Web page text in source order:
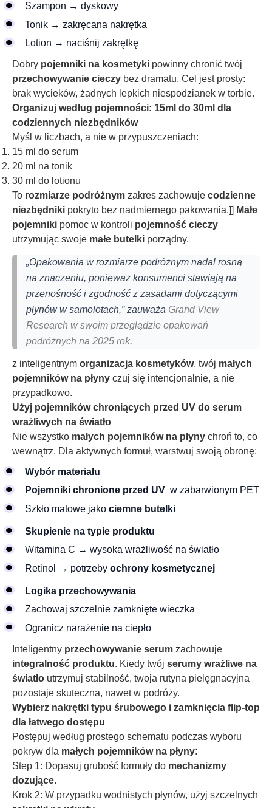
Szampon → dyskowy
Tonik → zakręcana nakrętka
Lotion → naciśnij zakrętkę
Dobry pojemniki na kosmetyki powinny chronić twój
przechowywanie cieczy bez dramatu. Cel jest prosty:
brak wycieków, żadnych lepkich niespodzianek w torbie.
Organizuj według pojemności: 15ml do 30ml dla
codziennych niezbędników
Myśl w liczbach, a nie w przypuszczeniach:
15 ml do serum
20 ml na tonik
30 ml do lotionu
To rozmiarze podróżnym zakres zachowuje codzienne
niezbędniki pokryto bez nadmiernego pakowania.]]
Małe
pojemniki pomoc w kontroli pojemność cieczy
utrzymując swoje małe butelki porządny.
„Opakowania w rozmiarze podróżnym nadal rosną
na znaczeniu, ponieważ konsumenci stawiają na
przenośność i zgodność z zasadami dotyczącymi
płynów w samolotach,” zauważa Grand View
Research w swoim przeglądzie opakowań
podróżnych na 2025 rok.
z inteligentnym organizacja kosmetyków, twój małych
pojemników na płyny czuj się intencjonalnie, a nie
przypadkowo.
Użyj pojemników chroniących przed UV do serum
wrażliwych na światło
Nie wszystko małych pojemników na płyny chroń to, co
wewnątrz. Dla aktywnych formuł, warstwuj swoją obronę:
Wybór materiału
Pojemniki chronione przed UV w zabarwionym PET
Szkło matowe jako ciemne butelki
Skupienie na typie produktu
Witamina C → wysoka wrażliwość na światło
Retinol → potrzeby ochrony kosmetycznej
Logika przechowywania
Zachowaj szczelnie zamknięte wieczka
Ogranicz narażenie na ciepło
Inteligentny przechowywanie serum zachowuje
integralność produktu. Kiedy twój serumy wrażliwe na
światło utrzymuj stabilność, twoja rutyna pielęgnacyjna
pozostaje skuteczna, nawet w podróży.
Wybierz nakrętki typu śrubowego i zamknięcia flip-top
dla łatwego dostępu
Postępuj według prostego schematu podczas wyboru
pokryw dla małych pojemników na płyny:
Step 1: Dopasuj grubość formuły do mechanizmy
dozujące.
Krok 2: W przypadku wodnistych płynów, użyj szczelnych